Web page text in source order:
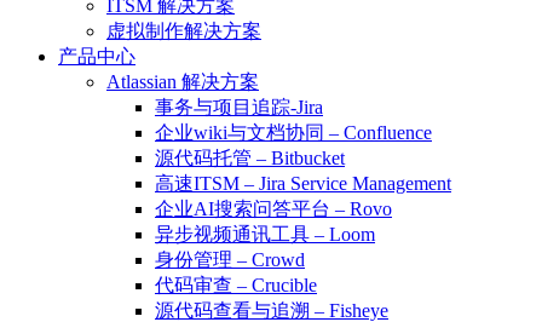
ITSM 解决方案
虚拟制作解决方案
产品中心
Atlassian 解决方案
事务与项目追踪-Jira
企业wiki与文档协同 – Confluence
源代码托管 – Bitbucket
高速ITSM – Jira Service Management
企业AI搜索问答平台 – Rovo
异步视频通讯工具 – Loom
身份管理 – Crowd
代码审查 – Crucible
源代码查看与追溯 – Fisheye